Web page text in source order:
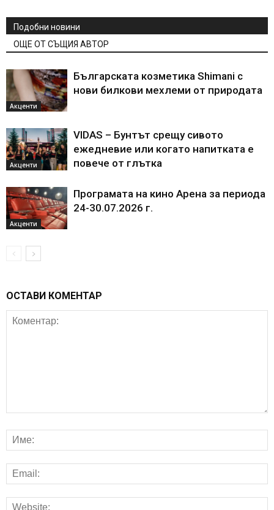
Подобни новини
ОЩЕ ОТ СЪЩИЯ АВТОР
Акценти
Българската козметика Shimani с
нови билкови мехлеми от природата
Акценти
VIDAS – Бунтът срещу сивото
ежедневие или когато напитката е
повече от глътка
Акценти
Програмата на кино Арена за периода
24-30.07.2026 г.
ОСТАВИ КОМЕНТАР